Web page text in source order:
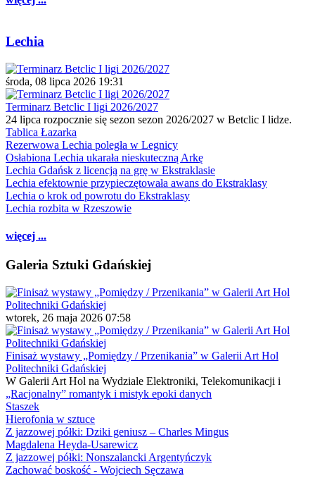
Lechia
środa, 08 lipca 2026 19:31
Terminarz Betclic I ligi 2026/2027
24 lipca rozpocznie się sezon sezon 2026/2027 w Betclic I lidze.
Tablica Łazarka
Rezerwowa Lechia poległa w Legnicy
Osłabiona Lechia ukarała nieskuteczną Arkę
Lechia Gdańsk z licencją na grę w Ekstraklasie
Lechia efektownie przypieczętowała awans do Ekstraklasy
Lechia o krok od powrotu do Ekstraklasy
Lechia rozbita w Rzeszowie
więcej ...
Galeria Sztuki Gdańskiej
wtorek, 26 maja 2026 07:58
Finisaż wystawy „Pomiędzy / Przenikania” w Galerii Art Hol
Politechniki Gdańskiej
W Galerii Art Hol na Wydziale Elektroniki, Telekomunikacji i
„Racjonalny” romantyk i mistyk epoki danych
Staszek
Hierofonia w sztuce
Z jazzowej półki: Dziki geniusz – Charles Mingus
Magdalena Heyda-Usarewicz
Z jazzowej półki: Nonszalancki Argentyńczyk
Zachować boskość - Wojciech Sęczawa